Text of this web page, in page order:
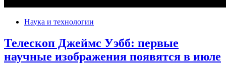
Наука и технологии
Телескоп Джеймс Уэбб: первые
научные изображения появятся в июле